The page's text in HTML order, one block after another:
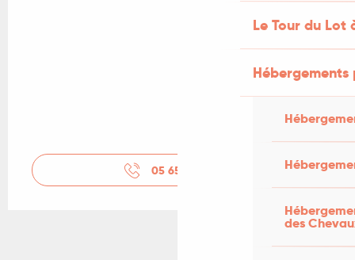
Le Tour du Lot
des
05 65 24 13